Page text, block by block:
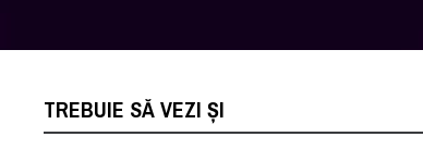
TREBUIE SĂ VEZI ȘI